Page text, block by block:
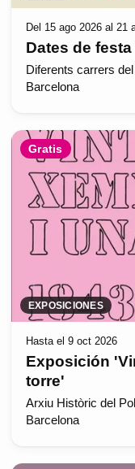
Del 15 ago 2026 al 21
Dates de
Diferents carrers
Barcelona
Gratis
EXPOSICIONES
Hasta el 9 oct 2026
Exposición
torre'
Arxiu Històric del
Barcelona